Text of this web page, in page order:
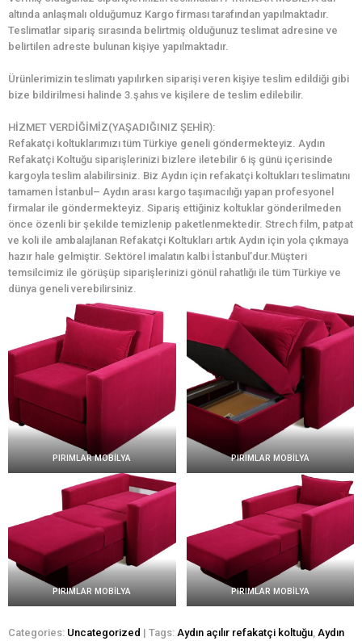
altında anlaşmalı olduğumuz Kargo firması tarafından yapılmaktadır.
Teslimatlar sipariş sırasında belirtmiş olduğunuz teslimat adresine ve
belirtilen adreste bulunan kişiye yapılmaktadır.
Ürünlerimizin teslimatı yapılırken siparişi veren kişiye teslim edildiği gibi
bize bildirilmesi halinde 3.şahıs ve kişilere de teslim edilebilir.
HİZMET VERDİĞİMİZ(YAŞADIĞINIZ ŞEHİR):
Refakatçi koltuklarımızı tüm Türkiye geneli göndermekteyiz. Aydın
Refakatçi Koltuğu siparişlerinizi bizlere iletebilir 6 iş günü içerisinde
kargoyla teslim alabilirsiniz. Biz Aydın için refakatçi koltukları teslimatını
tamamen İstanbul– Aydın arası kargo taşımacılığı yapan profesyonel
firmalar ile göndermekteyiz. Sipariş ettiğiniz koltuklar gönderilmeden
önce özenli bir şekilde temizlenip paketlenmektedir. Strech film, patpat
ve koli ile ambalajlanan Refakatçi Koltukları artık Aydın için yola çıkmaya
hazır hale gelmiştir. Sektörel imalatın kalbi İstanbul’dur.Müşteri
temsilcimiz ile görüşüp siparişlerinizi gönül rahatlığı ile tüm Türkiye ve
dünya geneli verebilirsiniz.
PIRIMLAR MOBİLYA PIRIMLAR MOBİLYA
PIRIMLAR MOBİLYA PIRIMLAR MOBİLYA
Categories: Uncategorized | Tags: Aydın açılır refakatçi koltuğu Aydın